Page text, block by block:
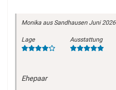
Monika aus Sandhausen Juni 2026
Lage Ausstattung
Ehepaar